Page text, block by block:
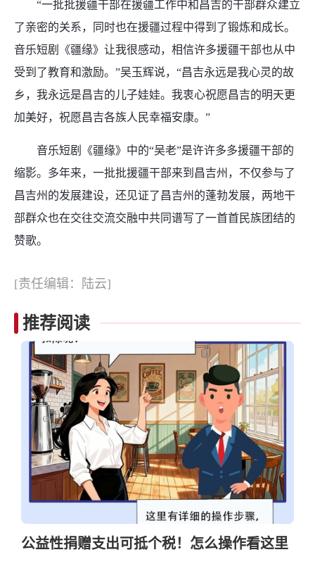
“一批批援疆干部在援疆工作中和昌吉的干部群众建立
了亲密的关系，同时也在援疆过程中得到了锻炼和成长。
音乐短剧《疆缘》让我很感动，相信许多援疆干部也从中
受到了教育和激励。”吴玉辉说，“昌吉永远是我心灵的故
乡，我永远是昌吉的儿子娃娃。我衷心祝愿昌吉的明天更
加美好，祝愿昌吉各族人民幸福安康。”
音乐短剧《疆缘》中的“吴老”是许许多多援疆干部的
缩影。多年来，一批批援疆干部来到昌吉州，不仅参与了
昌吉州的发展建设，还见证了昌吉州的蓬勃发展，两地干
部群众也在交往交流交融中共同谱写了一首首民族团结的
赞歌。
[责任编辑：陆云]
推荐阅读
公益性捐赠支出可抵个税！怎么操作看这里